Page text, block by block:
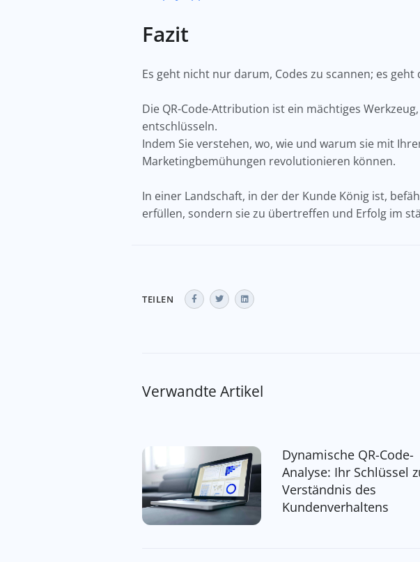
Fazit
Es geht nicht nur darum, Codes zu scannen; es
Die QR-Code-Attribution ist ein mächtiges
entschlüsseln.
Indem Sie verstehen, wo, wie und warum sie mit
Marketingbemühungen revolutionieren können.
In einer Landschaft, in der der Kunde König ist,
erfüllen, sondern sie zu übertreffen und Erfolg im
TEILEN
Verwandte Artikel
Dynamische QR-Code-
Analyse: Ihr Schlüssel
Verständnis des
Kundenverhaltens